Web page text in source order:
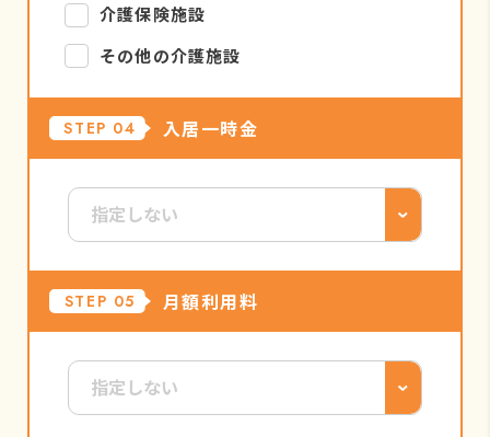
介護保険施設
その他の介護施設
STEP 04 入居一時金
STEP 05 月額利用料